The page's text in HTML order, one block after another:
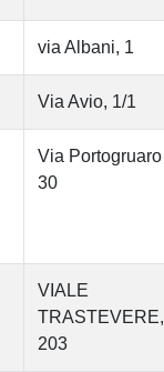
via Albani, 1
Via Avio, 1/1
Via Portogruaro
30
VIALE
TRASTEVERE,
203